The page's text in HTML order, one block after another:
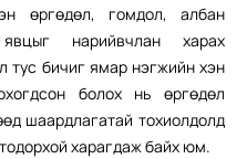
өргөдөл, гомдол, албан
нарийвчлан харах
тус бичиг ямар нэгжийн хэн
болох нь өргөдөл
шаардлагатай тохиолдолд
харагдаж байх юм.